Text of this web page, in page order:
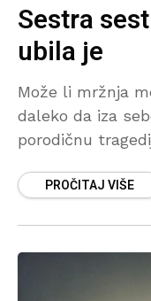
Sestra
ubila je
Može li mržnja
daleko da iza
porodičnu tragediju? U ovoj
njegove majke,
pouku o
opasnosti zla
PROČITAJ VIŠE